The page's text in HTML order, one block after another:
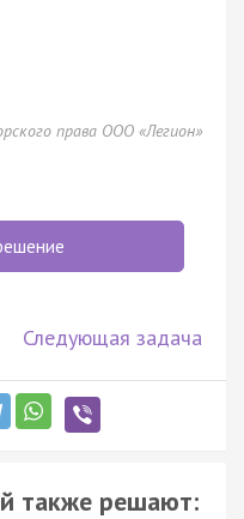
права ООО «Легион»
Следующая задача
также решают: